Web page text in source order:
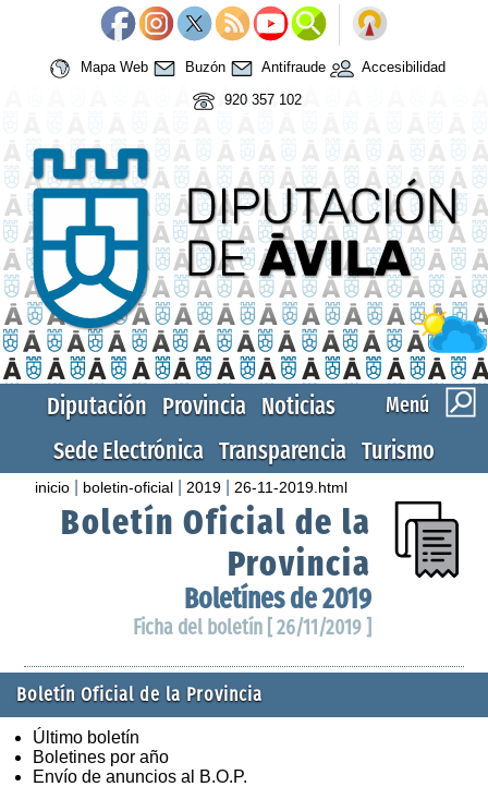
Mapa Web Buzón Antifraude
Accesibilidad
920 357 102
Menú
Diputación Provincia Noticias
Sede Electrónica Transparencia Turismo
inicio boletin-oficial 2019 26-11-2019.html
Boletín Oficial de la
Provincia
Boletínes de 2019
Ficha del boletín [ 26/11/2019 ]
Boletín Oficial de la Provincia
Último boletín
Boletines por año
Envío de anuncios al B.O.P.